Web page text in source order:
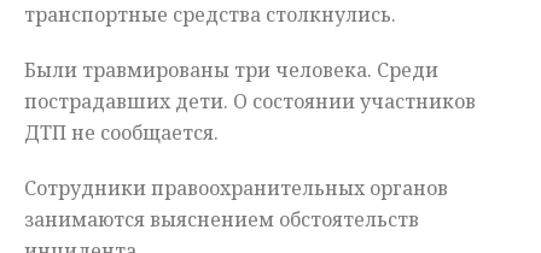
транспортные средства столкнулись.
Были травмированы три человека. Среди
пострадавших дети. О состоянии участников
ДТП не сообщается.
Сотрудники правоохранительных органов
занимаются выяснением обстоятельств